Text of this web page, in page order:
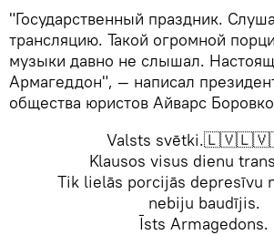
"Государственный праздник.
трансляцию. Такой огромной
музыки давно не слышал.
Армагеддон", — написал
общества юристов Айварс
Valsts
Klausos visus dienu
Tik lielās porcijās depresīvu
nebiju baudījis.
Īsts Armagedons.